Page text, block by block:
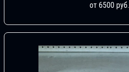
от 6500 руб.